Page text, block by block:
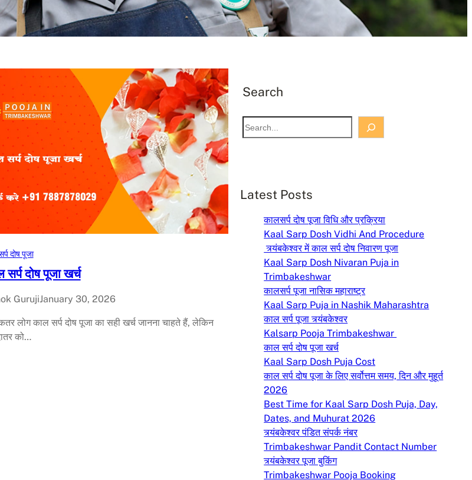
दोष पूजा
सर्प दोष पूजा खर्च
GurujiJanuary 30, 2026
लोग काल सर्प दोष पूजा का सही खर्च जानना चाहते हैं, लेकिन
को…
Search
S
e
hLatest Posts
कालसर्प दोष पूजा विधि और प्रक्रिया
Kaal Sarp Dosh Vidhi And Procedure
त्र्यंबकेश्वर में काल सर्प दोष निवारण पूजा
Kaal Sarp Dosh Nivaran Puja in
Trimbakeshwar
कालसर्प पूजा नासिक महाराष्ट्र
Kaal Sarp Puja in Nashik Maharashtra
काल सर्प पूजा त्र्यंबकेश्वर
Kalsarp Pooja Trimbakeshwar
काल सर्प दोष पूजा खर्च
Kaal Sarp Dosh Puja Cost
काल सर्प दोष पूजा के लिए सर्वोत्तम समय, दिन और मुहूर्त
2026
Best Time for Kaal Sarp Dosh Puja, Day,
Dates, and Muhurat 2026
त्र्यंबकेश्वर पंडित संपर्क नंबर
Trimbakeshwar Pandit Contact Number
त्र्यंबकेश्वर पूजा बुकिंग
Trimbakeshwar Pooja Booking